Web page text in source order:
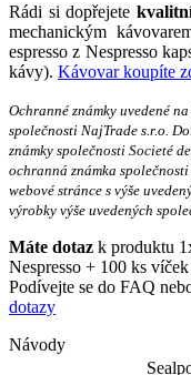
Rádi si dopřejete
mechanickým
espresso z Nespresso
kávy). Kávovar koupíte
Ochranné známky uvedené
společnosti NajTrade s.r.o.
známky společnosti Societé
ochranná známka
webové stránce s výše
výrobky výše uvedených
Máte dotaz k produktu
Nespresso + 100 ks
Podívejte se do FAQ
dotazy
Návody